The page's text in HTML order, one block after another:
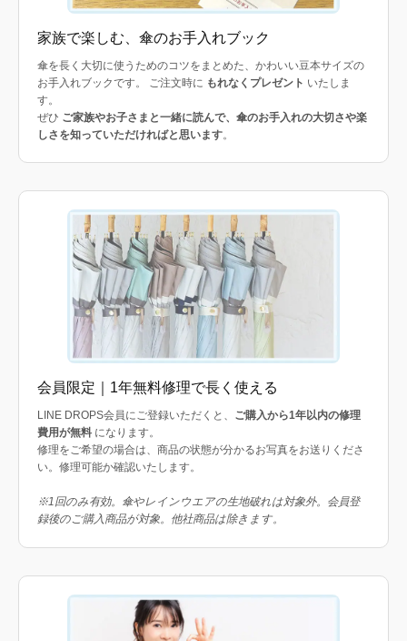
家族で楽しむ、傘のお手入れブック
傘を長く大切に使うためのコツをまとめた、かわいい豆本サイズの
お手入れブックです。 ご注文時に もれなくプレゼント いたしま
す。
ぜひ ご家族やお子さまと一緒に読んで、傘のお手入れの大切さや楽
しさを知っていただければと思います。
会員限定｜1年無料修理で長く使える
LINE DROPS会員にご登録いただくと、 ご購入から1年以内の修理
費用が無料 になります。
修理をご希望の場合は、商品の状態が分かるお写真をお送りくださ
い。修理可能か確認いたします。
※1回のみ有効。傘やレインウエアの生地破れは対象外。会員登
録後のご購入商品が対象。他社商品は除きます。